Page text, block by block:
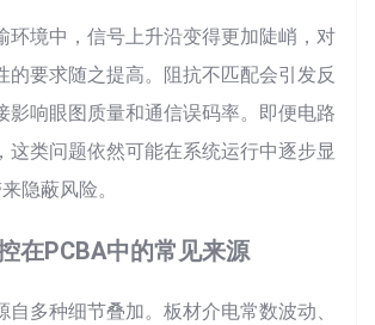
环境中，信号上升沿变得更加陡峭，对
的要求随之提高。阻抗不匹配会引发反
影响眼图质量和通信误码率。即便电路
这类问题依然可能在系统运行中逐步显
隐蔽风险。
在PCBA中的常见来源
自多种细节叠加。板材介电常数波动、